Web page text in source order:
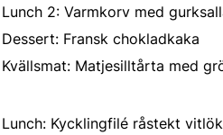
Lunch 2: Varmkorv med
Dessert: Fransk chokladkaka
Kvällsmat: Matjesilltårta med
Lunch: Kycklingfilé råstekt